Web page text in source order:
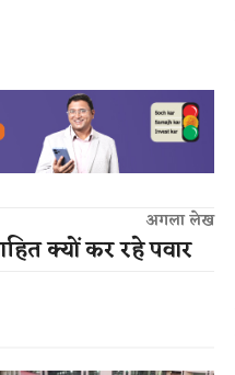
अगला लेख
क्यों कर रहे पवार